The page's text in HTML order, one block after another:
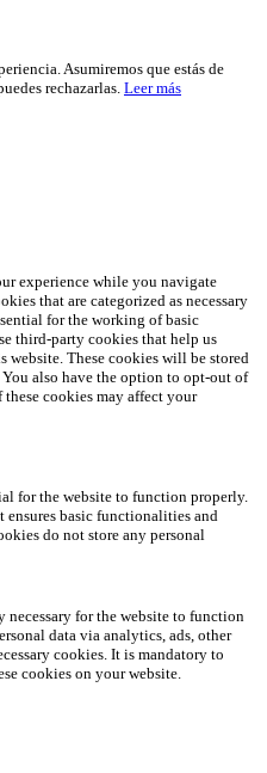
Asumiremos que estás de
rechazarlas. Leer más
experience while you navigate
that are categorized as necessary
for the working of basic
third-party cookies that help us
website. These cookies will be stored
also have the option to opt-out of
cookies may affect your
for the website to function properly.
basic functionalities and
do not store any personal
for the website to function
data via analytics, ads, other
cookies. It is mandatory to
cookies on your website.